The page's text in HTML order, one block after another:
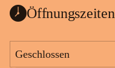
Öffnungszeiten
Geschlossen